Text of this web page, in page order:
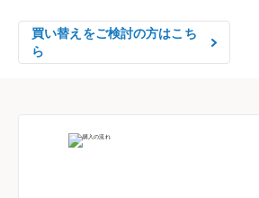
買い替えをご検討の方はこち
ら